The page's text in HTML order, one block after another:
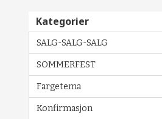
Kategorier
SALG-SALG-SALG
SOMMERFEST
Fargetema
Konfirmasjon